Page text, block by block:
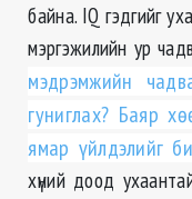
байна. IQ гэдгийг
мэргэжилийн ур
мэдрэмжийн
гуниглах? Баяр
ямар үйлдэлийг
хүний доод